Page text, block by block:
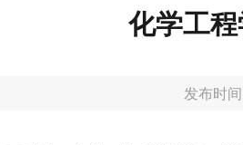
化学工
发布时